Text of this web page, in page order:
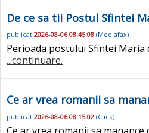
De ce sa tii Postul Sfintei
publicat 2026-08-06 08:45:08 (Mediafax)
Perioada postului Sfintei
...continuare.
Ce ar vrea romanii sa
publicat 2026-08-06 08:15:02 (Click)